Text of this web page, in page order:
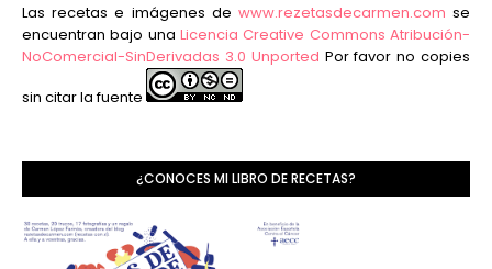
Las recetas e imágenes de www.rezetasdecarmen.com se
encuentran bajo una Licencia Creative Commons Atribución-
NoComercial-SinDerivadas 3.0 Unported Por favor no copies
sin citar la fuente
¿CONOCES MI LIBRO DE RECETAS?